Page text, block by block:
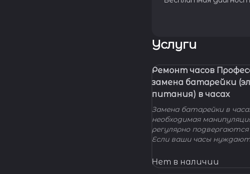
Услуги
Ремонт часов
замена батарейки
питания) в часах
Замена батарейки в
необходимая
регулярно
Если ваши часы
нашу мастерскую! Наши
удовольствием
Нет в наличии